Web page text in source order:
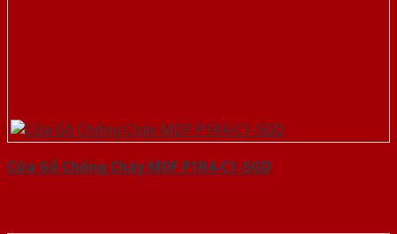
Cửa Gỗ Chống Cháy MDF P1R4-C1-SGD